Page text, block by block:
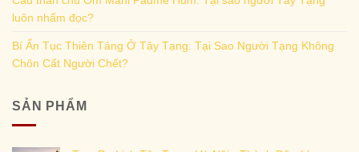
đâu và uống khi nào?
Câu thần chú Om Mani Padme Hum: Tại sao người Tây Tạng
luôn nhẩm đọc?
Chôn Cất Người Chết?
SẢN PHẨM